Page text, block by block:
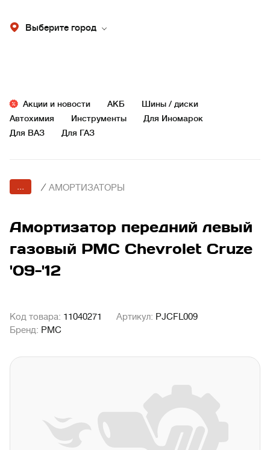
Выберите город
Акции и новости АКБ
Шины / диски
Автохимия
Инструменты
Для Иномарок
Для ВАЗ
Для ГАЗ
... / АМОРТИЗАТОРЫ
Амортизатор передний левый
газовый PMC Chevrolet Cruze
'09-'12
Код товара: 11040271 Артикул: PJCFL009
Бренд: PMC